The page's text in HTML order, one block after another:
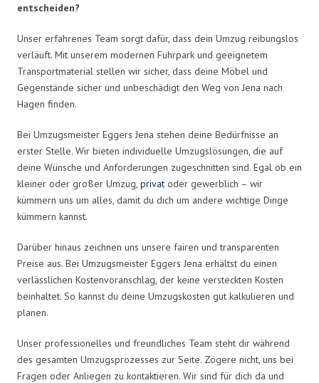
entscheiden?
Unser erfahrenes Team sorgt dafür, dass dein Umzug reibungslos
verläuft. Mit unserem modernen Fuhrpark und geeignetem
Transportmaterial stellen wir sicher, dass deine Möbel und
Gegenstände sicher und unbeschädigt den Weg von Jena nach
Hagen finden.
Bei Umzugsmeister Eggers Jena stehen deine Bedürfnisse an
erster Stelle. Wir bieten individuelle Umzugslösungen, die auf
deine Wünsche und Anforderungen zugeschnitten sind. Egal ob ein
kleiner oder großer Umzug, privat oder gewerblich – wir
kümmern uns um alles, damit du dich um andere wichtige Dinge
kümmern kannst.
Darüber hinaus zeichnen uns unsere fairen und transparenten
Preise aus. Bei Umzugsmeister Eggers Jena erhältst du einen
verlässlichen Kostenvoranschlag, der keine versteckten Kosten
beinhaltet. So kannst du deine Umzugskosten gut kalkulieren und
planen.
Unser professionelles und freundliches Team steht dir während
des gesamten Umzugsprozesses zur Seite. Zögere nicht, uns bei
Fragen oder Anliegen zu kontaktieren. Wir sind für dich da und